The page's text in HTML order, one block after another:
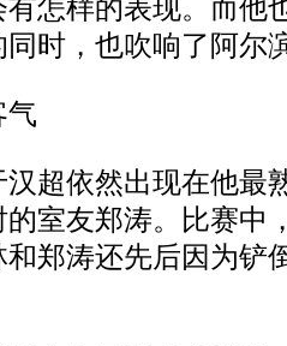
怎样的表现。而他
时，也吹响了阿尔
依然出现在他最
室友郑涛。比赛中
郑涛还先后因为铲